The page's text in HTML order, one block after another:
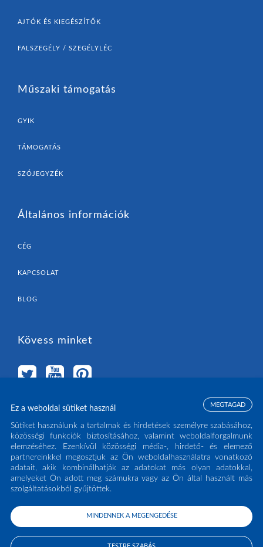
Ez a weboldal sütiket használ
Sütiket használunk a tartalmak és hirdetések személyre szabásához,
közösségi funkciók biztosításához, valamint weboldalforgalmunk
elemzéséhez. Ezenkívül közösségi média-, hirdető- és elemező
partnereinkkel megosztjuk az Ön weboldalhasználatra vonatkozó
adatait, akik kombinálhatják az adatokat más olyan adatokkal,
amelyeket Ön adott meg számukra vagy az Ön által használt más
szolgáltatásokból gyűjtöttek.
MEGTAGAD
MINDENNEK A MEGENGEDÉSE
AJTÓK ÉS KIEGÉSZÍTŐK
FALSZEGÉLY / SZEGÉLYLÉC
Műszaki támogatás
GYIK
TÁMOGATÁS
SZÓJEGYZÉK
Általános információk
CÉG
KAPCSOLAT
BLOG
Kövess minket
MAGYARORSZÁG
COPYRIGHT ECLISSE S.R.L. 2026 - ALL RIGHTS RESERVED - P.IVA: IT02141960266